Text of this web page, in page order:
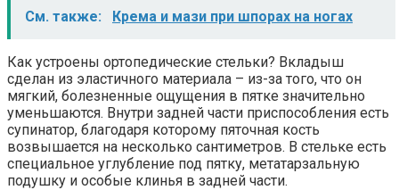
См. также: Крема и мази при шпорах на ногах
Как устроены ортопедические стельки? Вкладыш
сделан из эластичного материала – из-за того, что он
мягкий, болезненные ощущения в пятке значительно
уменьшаются. Внутри задней части приспособления есть
супинатор, благодаря которому пяточная кость
возвышается на несколько сантиметров. В стельке есть
специальное углубление под пятку, метатарзальную
подушку и особые клинья в задней части.